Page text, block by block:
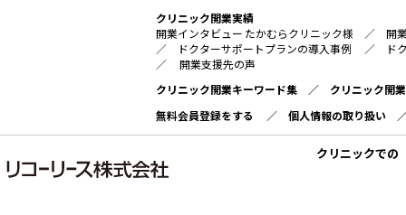
クリニック開業実績
開業インタビュー たかむらクリニック様 ／ 開
／
ドクターサポートプランの導入事例 ／
ド
／ 開業支援先の声
クリニック開業キーワード集 ／ クリニック開
無料会員登録をする
／ 個人情報の取り扱い
クリニックでの